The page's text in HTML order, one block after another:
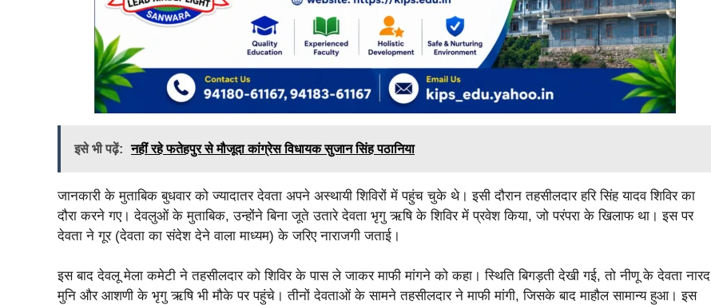
इसे भी पढ़ें: नहीं रहे फतेहपुर से मौजूदा कांग्रेस विधायक सुजान सिंह पठानिया
जानकारी के मुताबिक बुधवार को ज्यादातर देवता अपने अस्थायी शिविरों में पहुंच चुके थे। इसी दौरान तहसीलदार हरि सिंह यादव शिविर का
दौरा करने गए। देवलुओं के मुताबिक, उन्होंने बिना जूते उतारे देवता भृगु ऋषि के शिविर में प्रवेश किया, जो परंपरा के खिलाफ था। इस पर
देवता ने गूर (देवता का संदेश देने वाला माध्यम) के जरिए नाराजगी जताई।
इस बाद देवलू मेला कमेटी ने तहसीलदार को शिविर के पास ले जाकर माफी मांगने को कहा। स्थिति बिगड़ती देखी गई, तो नीणू के देवता नारद
मुनि और आशणी के भृगु ऋषि भी मौके पर पहुंचे। तीनों देवताओं के सामने तहसीलदार ने माफी मांगी, जिसके बाद माहौल सामान्य हुआ। इस